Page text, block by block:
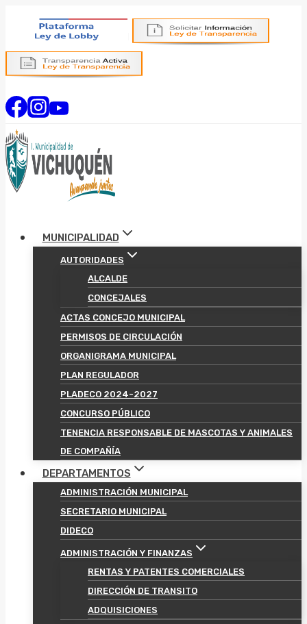
contenido
MUNICIPALIDAD
AUTORIDADES
ALCALDE
CONCEJALES
ACTAS CONCEJO MUNICIPAL
PERMISOS DE CIRCULACIÓN
ORGANIGRAMA MUNICIPAL
PLAN REGULADOR
PLADECO 2024-2027
CONCURSO PÚBLICO
TENENCIA RESPONSABLE DE MASCOTAS Y ANIMALES
DE COMPAÑÍA
DEPARTAMENTOS
ADMINISTRACIÓN MUNICIPAL
SECRETARIO MUNICIPAL
DIDECO
ADMINISTRACIÓN Y FINANZAS
RENTAS Y PATENTES COMERCIALES
DIRECCIÓN DE TRANSITO
ADQUISICIONES